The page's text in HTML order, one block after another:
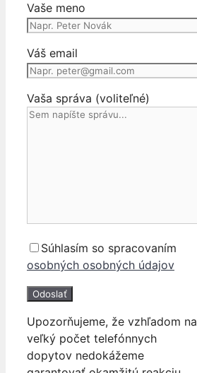
Vaše meno
Váš email
Vaša správa (voliteľné)
Súhlasím so spracovaním
osobných osobných údajov
Upozorňujeme, že vzhľadom na
veľký počet telefónnych
dopytov nedokážeme